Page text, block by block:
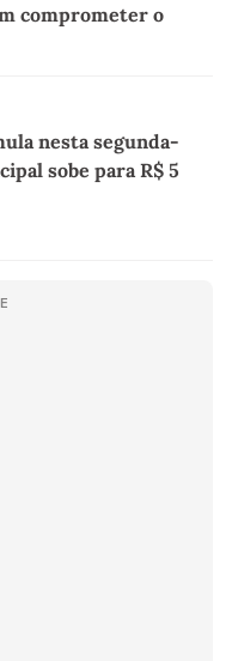
comprometer o
nesta segunda-
sobe para R$ 5